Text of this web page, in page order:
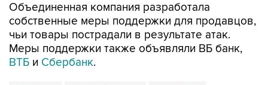
Объединенная компания разработала
собственные меры поддержки для продавцов,
чьи товары пострадали в результате атак.
Меры поддержки также объявляли ВБ банк,
ВТБ и Сбербанк.